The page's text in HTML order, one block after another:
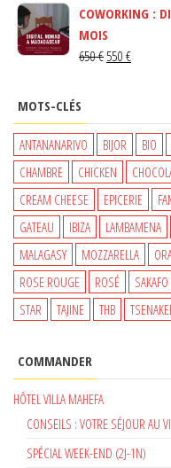
INITIAL
ÉTAIT :
15 €.
ACTUEL
13 €.
COWORKING :
MOIS
650€ LE
ÉTAIT :
650 €.
550 €LE
EST :
550 €.
MOTS-CLÉS
ANTANANARIVO BIJOR BIO
CHAMBRE
CHICKEN
CREAM CHEESE
EPICERIE
GATEAU
IBIZA LAMBAMENA
MALAGASY
MOZZARELLA
ROSE ROUGE
ROSÉ SAKAFO
STAR
TAJINE THB
COMMANDER
HÔTEL VILLA MAHEFA
CONSEILS : VOTRE SÉJOUR AU
SPÉCIAL WEEK-END (2J-1N)